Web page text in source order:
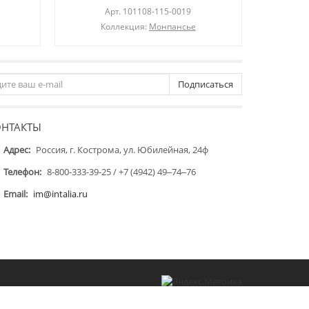
Арт. 101108-115-0019
Коллекция: Монпансье
Подписаться
Адрес: Россия, г. Кострома, ул. Юбилейная, 24ф
Телефон: 8-800-333-39-25 / +7 (4942) 49‒74‒76
Email: im@intalia.ru